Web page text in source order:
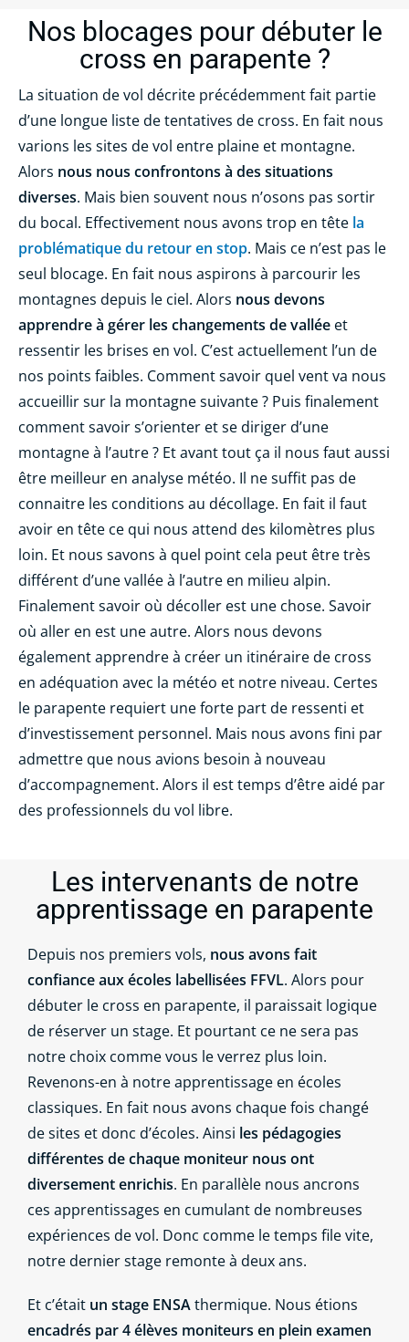
Nos blocages pour débuter le
cross en parapente ?
La situation de vol décrite précédemment fait partie
d’une longue liste de tentatives de cross. En fait nous
varions les sites de vol entre plaine et montagne.
Alors nous nous confrontons à des situations
diverses. Mais bien souvent nous n’osons pas sortir
du bocal. Effectivement nous avons trop en tête la
problématique du retour en stop. Mais ce n’est pas le
seul blocage. En fait nous aspirons à parcourir les
montagnes depuis le ciel. Alors nous devons
apprendre à gérer les changements de vallée et
ressentir les brises en vol. C’est actuellement l’un de
nos points faibles. Comment savoir quel vent va nous
accueillir sur la montagne suivante ? Puis finalement
comment savoir s’orienter et se diriger d’une
montagne à l’autre ? Et avant tout ça il nous faut aussi
être meilleur en analyse météo. Il ne suffit pas de
connaitre les conditions au décollage. En fait il faut
avoir en tête ce qui nous attend des kilomètres plus
loin. Et nous savons à quel point cela peut être très
différent d’une vallée à l’autre en milieu alpin.
Finalement savoir où décoller est une chose. Savoir
où aller en est une autre. Alors nous devons
également apprendre à créer un itinéraire de cross
en adéquation avec la météo et notre niveau. Certes
le parapente requiert une forte part de ressenti et
d’investissement personnel. Mais nous avons fini par
admettre que nous avions besoin à nouveau
d’accompagnement. Alors il est temps d’être aidé par
des professionnels du vol libre.
Les intervenants de notre
apprentissage en parapente
Depuis nos premiers vols, nous avons fait
confiance aux écoles labellisées FFVL. Alors pour
débuter le cross en parapente, il paraissait logique
de réserver un stage. Et pourtant ce ne sera pas
notre choix comme vous le verrez plus loin.
Revenons-en à notre apprentissage en écoles
classiques. En fait nous avons chaque fois changé
de sites et donc d’écoles. Ainsi les pédagogies
différentes de chaque moniteur nous ont
diversement enrichis. En parallèle nous ancrons
ces apprentissages en cumulant de nombreuses
expériences de vol. Donc comme le temps file vite,
notre dernier stage remonte à deux ans.
Et c’était un stage ENSAthermique. Nous étions
encadrés par 4 élèves moniteurs en plein examen